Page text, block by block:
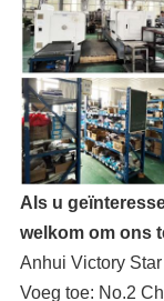
Als u
welkom om ons
Anhui Victory
Voeg toe: No.2